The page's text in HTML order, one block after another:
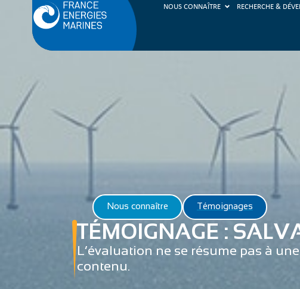
NOUS CONNAÎTRE RECHERCHE &
Nous connaître Témoignages
TÉMOIGNAGE :
L’évaluation ne se résume pas à
contenu.